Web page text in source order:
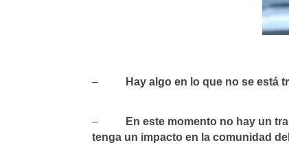
– Hay algo en lo que no se está
– En este momento no hay un
tenga un impacto en la comunidad